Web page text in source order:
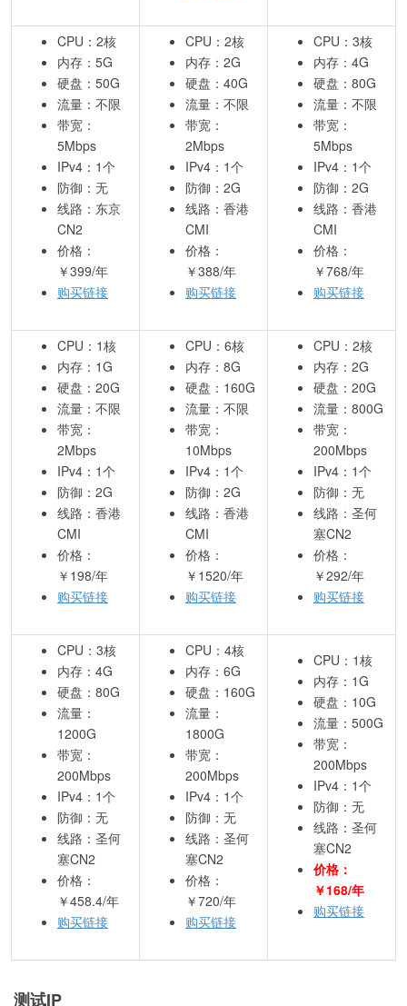
CPU：2核
内存：5G
硬盘：50G
流量：不限
带宽：
5Mbps
IPv4：1个
防御：无
线路：东京
CN2
价格：
￥399/年
购买链接
CPU：2核
内存：2G
硬盘：40G
流量：不限
带宽：
2Mbps
IPv4：1个
防御：2G
线路：香港
CMI
价格：
￥388/年
购买链接
CPU：3核
内存：4G
硬盘：80G
流量：不限
带宽：
5Mbps
IPv4：1个
防御：2G
线路：香港
CMI
价格：
￥768/年
购买链接
CPU：1核
内存：1G
硬盘：20G
流量：不限
带宽：
2Mbps
IPv4：1个
防御：2G
线路：香港
CMI
价格：
￥198/年
购买链接
CPU：6核
内存：8G
硬盘：160G
流量：不限
带宽：
10Mbps
IPv4：1个
防御：2G
线路：香港
CMI
价格：
￥1520/年
购买链接
CPU：2核
内存：2G
硬盘：20G
流量：800G
带宽：
200Mbps
IPv4：1个
防御：无
线路：圣何
塞CN2
价格：
￥292/年
购买链接
CPU：3核
内存：4G
硬盘：80G
流量：
1200G
带宽：
200Mbps
IPv4：1个
防御：无
线路：圣何
塞CN2
价格：
￥458.4/年
购买链接
CPU：4核
内存：6G
硬盘：160G
流量：
1800G
带宽：
200Mbps
IPv4：1个
防御：无
线路：圣何
塞CN2
价格：
￥720/年
购买链接
CPU：1核
内存：1G
硬盘：10G
流量：500G
带宽：
200Mbps
IPv4：1个
防御：无
线路：圣何
塞CN2
价格：
￥168/年
购买链接
测试IP